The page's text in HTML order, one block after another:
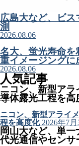
広島大など、ビ
測
2026.08.06
名大、蛍光寿命を
重イメージングに
2026.08.06
人気記事
ニコン、新型ア
導体露光工程を高
ニコン、新型アライ
程を高度化 2026年7月
岡山大など、単
代光通信やセンサ